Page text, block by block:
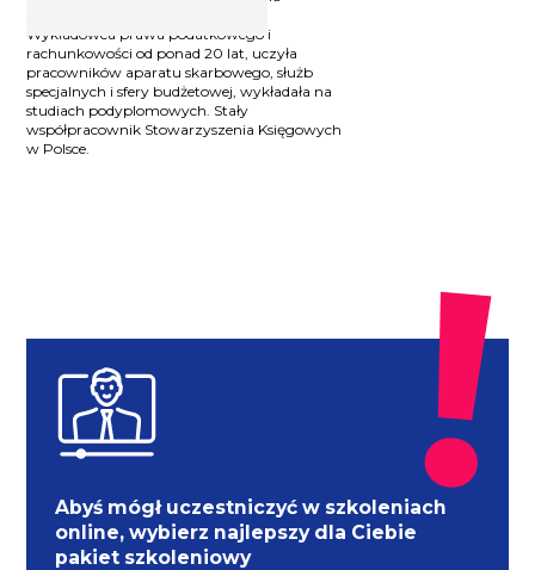
Wykładowca prawa podatkowego i
rachunkowości od ponad 20 lat, uczyła
pracowników aparatu skarbowego, służb
specjalnych i sfery budżetowej, wykładała na
studiach podyplomowych. Stały
współpracownik Stowarzyszenia Księgowych
w Polsce.
Abyś mógł uczestniczyć w szkoleniach
online, wybierz najlepszy dla Ciebie
pakiet szkoleniowy